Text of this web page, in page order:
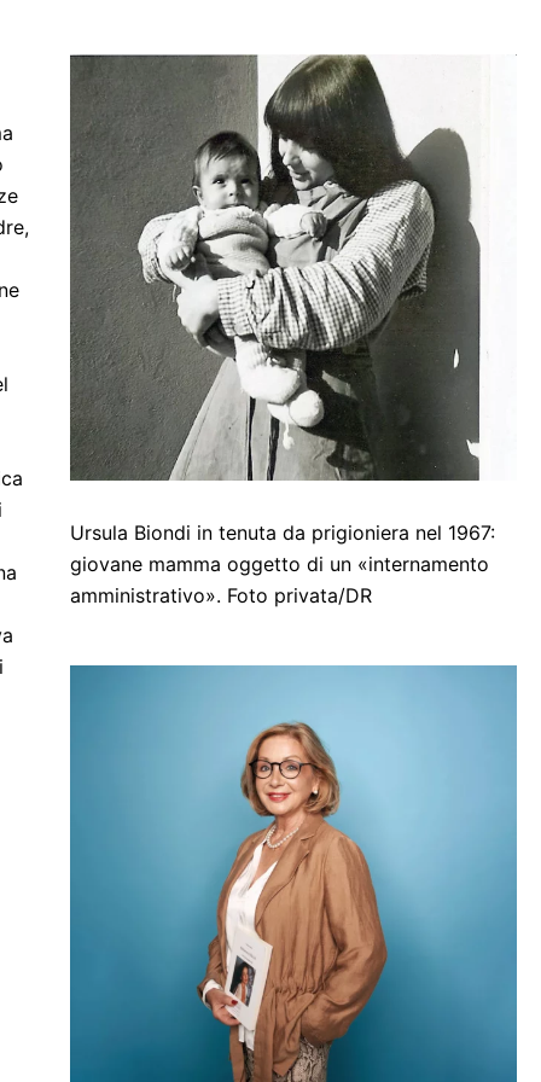
Ursula Biondi in tenuta da prigioniera nel 1967:
giovane mamma oggetto di un «internamento
amministrativo». Foto privata/DR